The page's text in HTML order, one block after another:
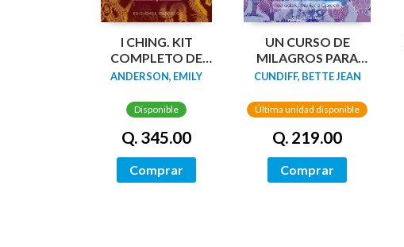
I CHING. KIT
COMPLETO DE
ADIVINACIÓN +
ANDERSON, EMILY
Disponible
Q. 345.00
Comprar
UN CURSO DE
MILAGROS PARA
NIÑOS
CUNDIFF, BETTE JEAN
Última unidad disponible
Q. 219.00
Comprar